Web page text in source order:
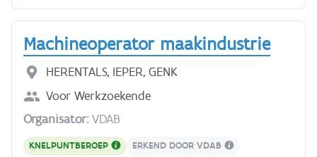
toch nog behalen. Hierin combineer je een
beroepsopleiding met algemene vorming. Ben je
geboeid door Elektriciteit? Heb je al enige
ervaring als installateur of heb je een voorkennis?
Deze opleiding brengt je up to date in de
installateurswereld. Klik [hier]
1) voor meer info over het beroep en de opleiding.
**Wat leer je** - Leidingen en/of kabels voor de
Machineoperator maakindustrie
HERENTALS, IEPER, GENK
Voor Werkzoekende
Organisator:VDAB
KNELPUNTBEROEP ERKEND DOOR VDAB